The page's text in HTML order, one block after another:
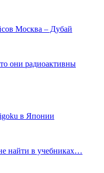
Москва – Дубай
они радиоактивны
в Японии
найти в учебниках…